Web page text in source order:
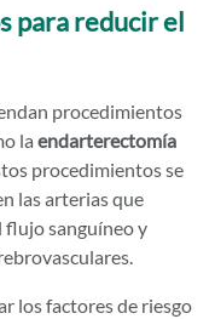
para reducir el
procedimientos
la endarterectomía
procedimientos se
las arterias que
flujo sanguíneo y
los factores de riesgo